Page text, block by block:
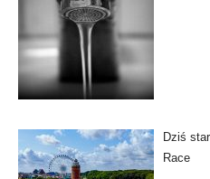
Dziś
Race